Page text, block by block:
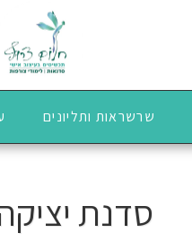
שרשראות ותליונים
סדנת